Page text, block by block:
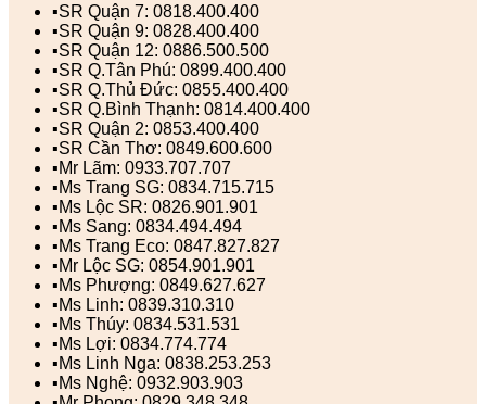
▪️SR Quận 7: 0818.400.400
▪️SR Quận 9: 0828.400.400
▪️SR Quận 12: 0886.500.500
▪️SR Q.Tân Phú: 0899.400.400
▪️SR Q.Thủ Đức: 0855.400.400
▪️SR Q.Bình Thạnh: 0814.400.400
▪️SR Quận 2: 0853.400.400
▪️SR Cần Thơ: 0849.600.600
▪️Mr Lãm: 0933.707.707
▪️Ms Trang SG: 0834.715.715
▪️Ms Lộc SR: 0826.901.901
▪️Ms Sang: 0834.494.494
▪️Ms Trang Eco: 0847.827.827
▪️Mr Lộc SG: 0854.901.901
▪️Ms Phượng: 0849.627.627
▪️Ms Linh: 0839.310.310
▪️Ms Thúy: 0834.531.531
▪️Ms Lợi: 0834.774.774
▪️Ms Linh Nga: 0838.253.253
▪️Ms Nghệ: 0932.903.903